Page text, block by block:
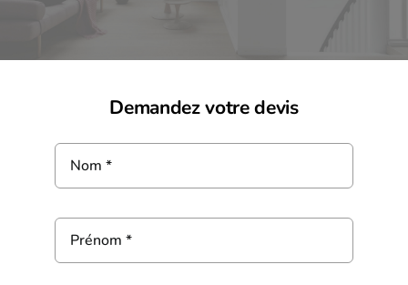
Demandez votre devis